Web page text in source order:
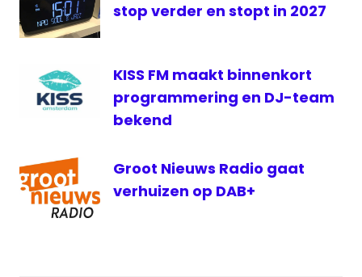
stop verder en stopt in 2027
KISS FM maakt binnenkort
programmering en DJ-team
bekend
Groot Nieuws Radio gaat
verhuizen op DAB+